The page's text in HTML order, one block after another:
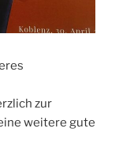
zur
weitere gute